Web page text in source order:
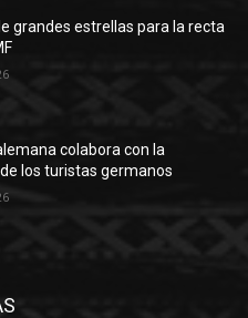
grandes estrellas para la recta
colabora con la
los turistas germanos